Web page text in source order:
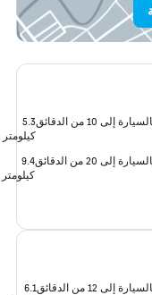
إلى 10 من الدقائق
5.3
كيلومتر
إلى 20 من الدقائق
9.4
كيلومتر
إلى 12 من الدقائق
6.1